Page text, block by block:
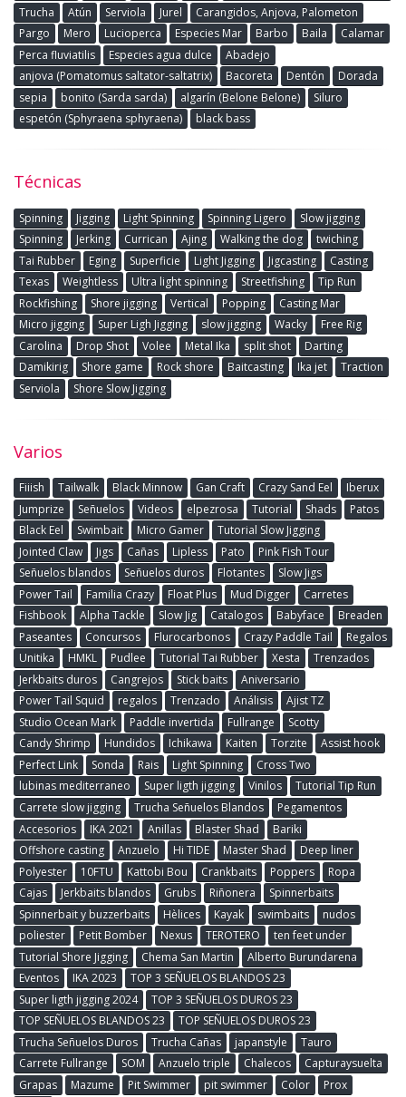
Trucha
Atún Serviola Jurel
Carangidos, Anjova, Palometon
Pargo
Mero Lucioperca Especies Mar Barbo Baila
Calamar
Perca fluviatilis
Especies agua dulce
Abadejo
anjova (Pomatomus saltator-saltatrix)
Bacoreta Dentón
Dorada
sepia
bonito (Sarda sarda) algarín (Belone Belone)
Siluro
espetón (Sphyraena sphyraena)
black bass
Técnicas
Spinning Jigging Light Spinning Spinning Ligero
Slow jigging
Spinning
Jerking Currican Ajing Walking the dog
twiching
Tai Rubber
Eging Superficie Light Jigging Jigcasting
Casting
Texas
Weightless Ultra light spinning Streetfishing
Tip Run
Rockfishing
Shore jigging Vertical Popping
Casting Mar
Micro jigging
Super Ligh Jigging slow jigging Wacky
Free Rig
Carolina
Drop Shot Volee Metal Ika split shot
Darting
Damikirig
Shore game Rock shore Baitcasting Ika jet
Traction
Serviola
Shore Slow Jigging
Varios
Fiiish Tailwalk Black Minnow Gan Craft Crazy Sand Eel
Iberux
Jumprize
Señuelos Videos elpezrosa Tutorial Shads
Patos
Black Eel
Swimbait Micro Gamer
Tutorial Slow Jigging
Jointed Claw
Jigs Cañas Lipless Pato
Pink Fish Tour
Señuelos blandos
Señuelos duros Flotantes
Slow Jigs
Power Tail
Familia Crazy Float Plus Mud Digger
Carretes
Fishbook
Alpha Tackle Slow Jig Catalogos Babyface
Breaden
Paseantes
Concursos Flurocarbonos Crazy Paddle Tail
Regalos
Unitika
HMKL Pudlee Tutorial Tai Rubber Xesta
Trenzados
Jerkbaits duros
Cangrejos Stick baits
Aniversario
Power Tail Squid
regalos Trenzado Análisis
Ajist TZ
Studio Ocean Mark
Paddle invertida Fullrange
Scotty
Candy Shrimp
Hundidos Ichikawa Kaiten Torzite
Assist hook
Perfect Link
Sonda Rais Light Spinning
Cross Two
lubinas mediterraneo
Super ligth jigging Vinilos
Tutorial Tip Run
Carrete slow jigging
Trucha Señuelos Blandos
Pegamentos
Accesorios
IKA 2021 Anillas Blaster Shad
Bariki
Offshore casting
Anzuelo Hi TIDE Master Shad
Deep liner
Polyester
10FTU Kattobi Bou Crankbaits Poppers
Ropa
Cajas
Jerkbaits blandos Grubs Riñonera
Spinnerbaits
Spinnerbait y buzzerbaits
Hèlices Kayak swimbaits
nudos
poliester
Petit Bomber Nexus TEROTERO
ten feet under
Tutorial Shore Jigging
Chema San Martin
Alberto Burundarena
Eventos
IKA 2023
TOP 3 SEÑUELOS BLANDOS 23
Super ligth jigging 2024
TOP 3 SEÑUELOS DUROS 23
TOP SEÑUELOS BLANDOS 23
TOP SEÑUELOS DUROS 23
Trucha Señuelos Duros
Trucha Cañas japanstyle
Tauro
Carrete Fullrange
SOM Anzuelo triple Chalecos
Capturaysuelta
Grapas
Mazume Pit Swimmer pit swimmer Color
Prox